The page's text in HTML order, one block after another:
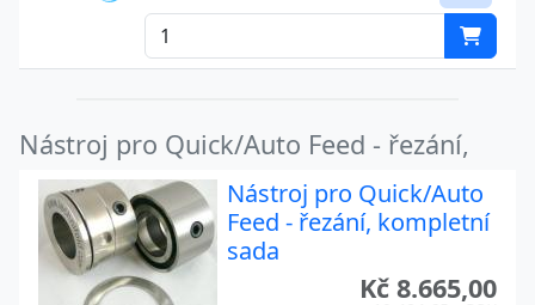
Nástroj pro Quick/Auto Feed - řezání,
Nástroj pro Quick/Auto
Feed - řezání, kompletní
sada
Kč 8.665,00